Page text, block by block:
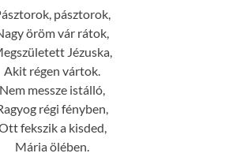
pásztorok,
öröm vár rátok,
Jézuska,
Akit régen vártok.
Nem messze istálló,
régi fényben,
fekszik a kisded,
Mária ölében.